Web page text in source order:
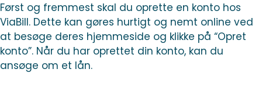
Først og fremmest skal du oprette en konto hos
ViaBill. Dette kan gøres hurtigt og nemt online ved
at besøge deres hjemmeside og klikke på “Opret
konto”. Når du har oprettet din konto, kan du
ansøge om et lån.